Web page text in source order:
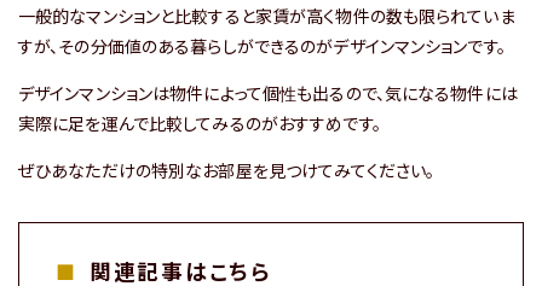
一般的なマンションと比較すると家賃が高く物件の数も限られていま
すが、その分価値のある暮らしができるのがデザインマンションです。
デザインマンションは物件によって個性も出るので、気になる物件には
実際に足を運んで比較してみるのがおすすめです。
ぜひあなただけの特別なお部屋を見つけてみてください。
関連記事はこちら